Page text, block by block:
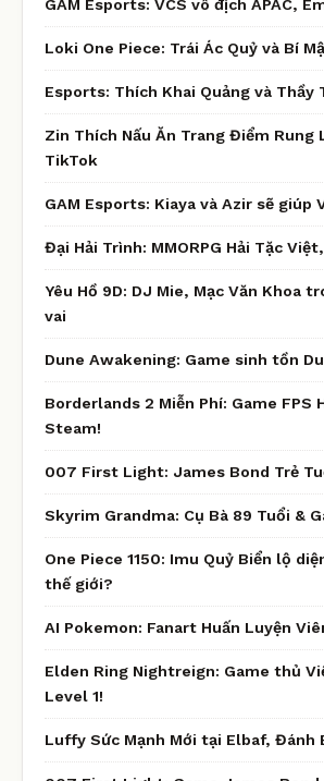
GAM Esports: VCS vô địch APAC,
Loki One Piece: Trái Ác Quỷ và Bí
Esports: Thích Khai Quảng và Thầy
Zin Thích Nấu Ăn Trang Điểm Rung
TikTok
GAM Esports: Kiaya và Azir sẽ giúp
Đại Hải Trình: MMORPG Hải Tặc
Yêu Hồ 9D: DJ Mie, Mạc Văn Khoa
vai
Dune Awakening: Game sinh tồn
Borderlands 2 Miễn Phí: Game FPS
Steam!
007 First Light: James Bond Trẻ
Skyrim Grandma: Cụ Bà 89 Tuổi &
One Piece 1150: Imu Quỷ Biển lộ
thế giới?
AI Pokemon: Fanart Huấn Luyện
Elden Ring Nightreign: Game thủ
Level 1!
Luffy Sức Mạnh Mới tại Elbaf, Đánh